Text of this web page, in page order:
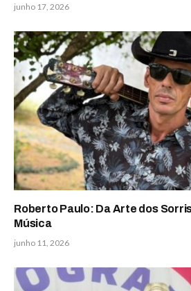
junho 17, 2026
Roberto Paulo: Da Arte dos
Música
junho 11, 2026